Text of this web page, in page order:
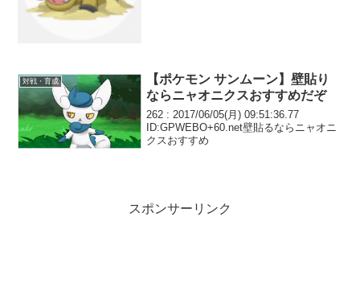
対戦・育成
【ポケモン サンムーン】壁貼り
ならニャオニクスおすすめだぞ
262 : 2017/06/05(月) 09:51:36.77
ID:GPWEBO+60.net壁貼るならニャオニ
クスおすすめ
スポンサーリンク